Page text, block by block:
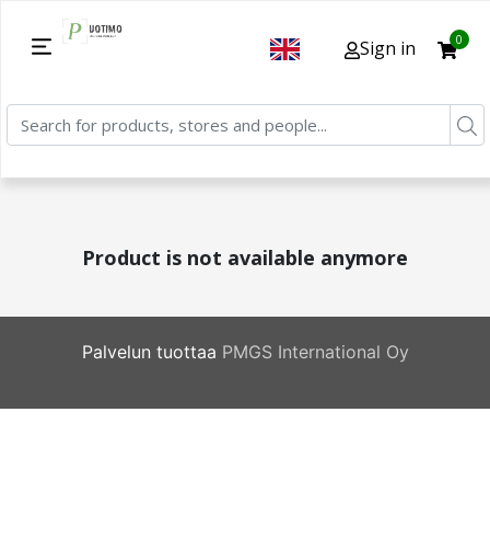
Sign in 0
Product is not available anymore
Palvelun tuottaa PMGS International Oy